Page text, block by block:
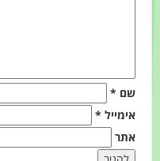
שם *
אימייל*
אתר